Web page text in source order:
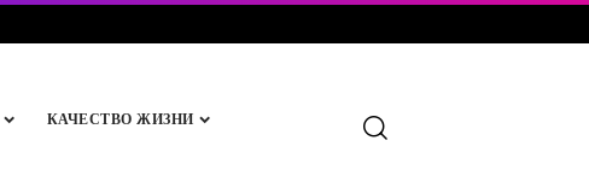
КАЧЕСТВО ЖИЗНИ